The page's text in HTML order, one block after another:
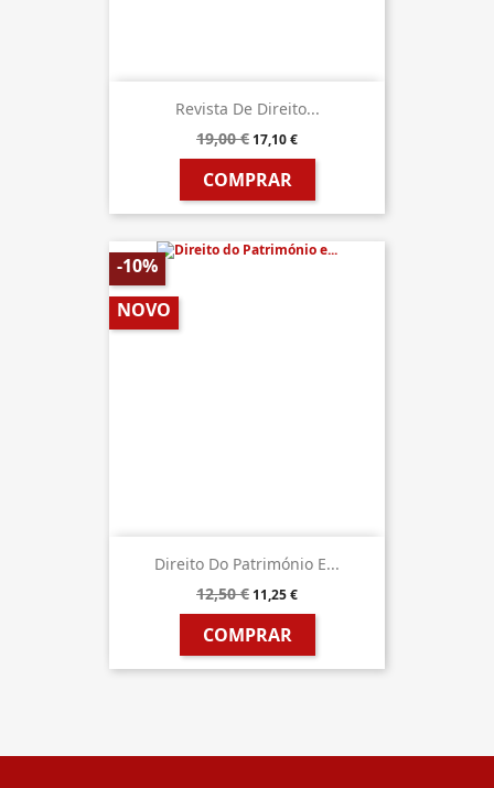
Revista De Direito...
19,00 € 17,10 €
COMPRAR
Direito Do Património E...
12,50 € 11,25 €
COMPRAR
-10%
NOVO